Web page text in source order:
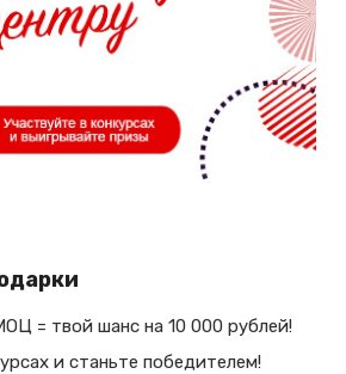
= твой шанс на 10 000 рублей!
и станьте победителем!